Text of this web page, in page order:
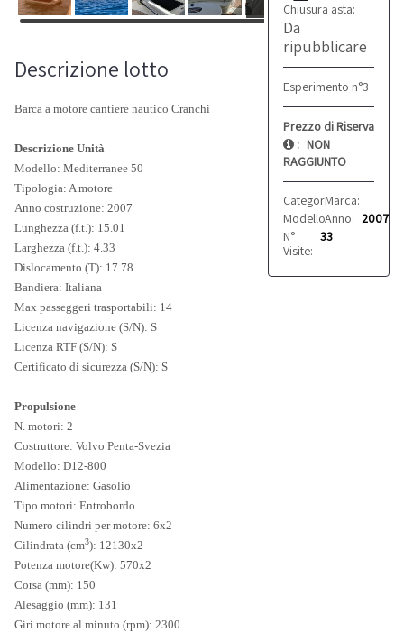
Chiusura asta:
Da
ripubblicare
Esperimento n°3
Prezzo di Riserva
: NON
RAGGIUNTO
Categoria:Marca:
Modello:Anno: 2007
N°
Visite:
33
Descrizione lotto
Barca a motore cantiere nautico Cranchi
Descrizione Unità
Modello: Mediterranee 50
Tipologia: A motore
Anno costruzione: 2007
Lunghezza (f.t.): 15.01
Larghezza (f.t.): 4.33
Dislocamento (T): 17.78
Bandiera: Italiana
Max passeggeri trasportabili: 14
Licenza navigazione (S/N): S
Licenza RTF (S/N): S
Certificato di sicurezza (S/N): S
Propulsione
N. motori: 2
Costruttore: Volvo Penta-Svezia
Modello: D12-800
Alimentazione: Gasolio
Tipo motori: Entrobordo
Numero cilindri per motore: 6x2
Cilindrata (cm3): 12130x2
Potenza motore(Kw): 570x2
Corsa (mm): 150
Alesaggio (mm): 131
Giri motore al minuto (rpm): 2300